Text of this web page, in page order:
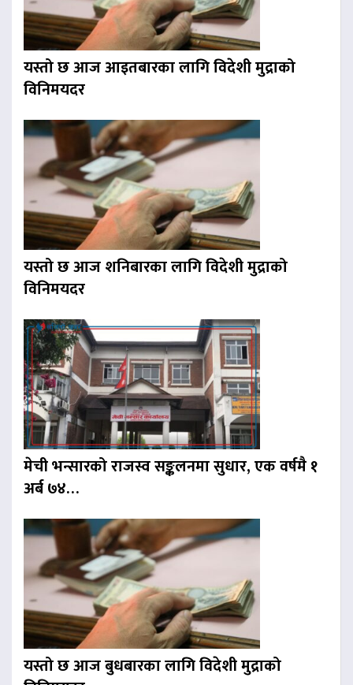
यस्तो छ आज आइतबारका लागि विदेशी मुद्राको
विनिमयदर
यस्तो छ आज शनिबारका लागि विदेशी मुद्राको
विनिमयदर
मेची भन्सारको राजस्व सङ्कलनमा सुधार, एक वर्षमै १
अर्ब ७४…
यस्तो छ आज बुधबारका लागि विदेशी मुद्राको